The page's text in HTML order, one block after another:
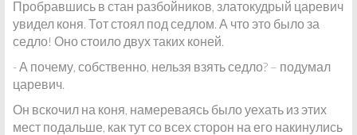
Пробравшись в стан разбойников, златокудрый царевич
увидел коня. Тот стоял под седлом. А что это было за
седло! Оно стоило двух таких коней.
- А почему, собственно, нельзя взять седло? – подумал
царевич.
Он вскочил на коня, намереваясь было уехать из этих
мест подальше, как тут со всех сторон на его накинулись